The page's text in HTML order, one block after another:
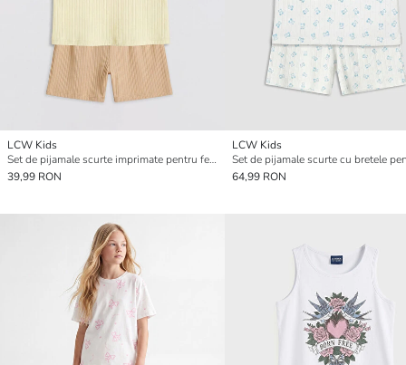
LCW Kids
Set de pijamale scurte imprimate pentru fete
39,99 RON
LCW Kids
Set de pijamale scurte cu bretele
64,99 RON